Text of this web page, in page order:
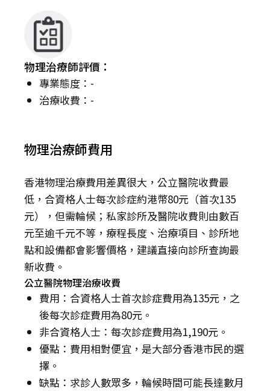
物理治療師評價：
專業態度：-
治療收費：-
物理治療師費用
香港物理治療費用差異很大，公立醫院收費最
低，合資格人士每次診症約港幣80元（首次135
元），但需輪候；私家診所及醫院收費則由數百
元至逾千元不等，療程長度、治療項目、診所地
點和設備都會影響價格，建議直接向診所查詢最
新收費。
公立醫院物理治療收費
費用：合資格人士首次診症費用為135元，之
後每次診症費用為80元。
非合資格人士：每次診症費用為1,190元。
優點：費用相對便宜，是大部分香港市民的選
擇。
缺點：求診人數眾多，輪候時間可能長達數月